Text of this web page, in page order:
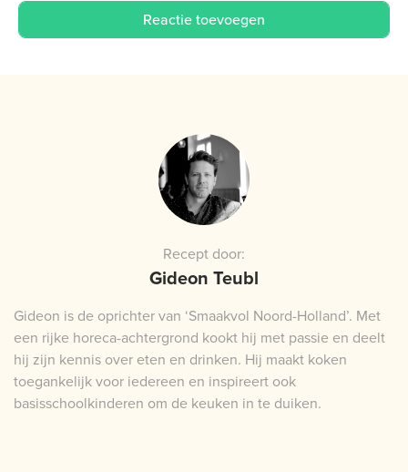
Recept door:
Gideon Teubl
Gideon is de oprichter van ‘Smaakvol Noord-Holland’. Met
een rijke horeca-achtergrond kookt hij met passie en deelt
hij zijn kennis over eten en drinken. Hij maakt koken
toegankelijk voor iedereen en inspireert ook
basisschoolkinderen om de keuken in te duiken.